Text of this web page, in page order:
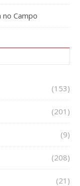
Campo
(153)
(201)
(9)
(208)
(21)